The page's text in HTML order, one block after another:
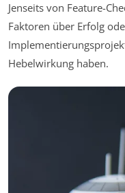
Jenseits von Feature-
Faktoren über Erfolg
Hebelwirkung haben.